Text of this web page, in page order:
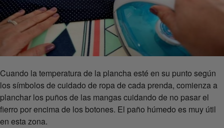
Cuando la temperatura de la plancha esté en su punto según
los símbolos de cuidado de ropa de cada prenda, comienza a
planchar los puños de las mangas cuidando de no pasar el
fierro por encima de los botones. El paño húmedo es muy útil
en esta zona.